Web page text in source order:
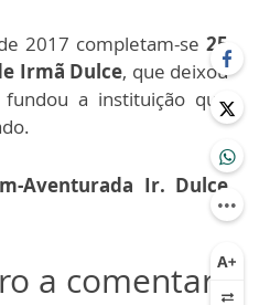
2017 completam-se 25
Irmã Dulce, que deixou
fundou a instituição que
Aventurada Ir. Dulce
a comentar